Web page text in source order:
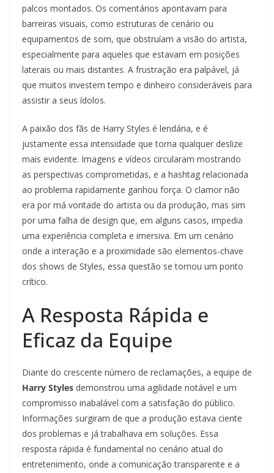
palcos montados. Os comentários apontavam para
barreiras visuais, como estruturas de cenário ou
equipamentos de som, que obstruíam a visão do artista,
especialmente para aqueles que estavam em posições
laterais ou mais distantes. A frustração era palpável, já
que muitos investem tempo e dinheiro consideráveis para
assistir a seus ídolos.
A paixão dos fãs de Harry Styles é lendária, e é
justamente essa intensidade que torna qualquer deslize
mais evidente. Imagens e vídeos circularam mostrando
as perspectivas comprometidas, e a hashtag relacionada
ao problema rapidamente ganhou força. O clamor não
era por má vontade do artista ou da produção, mas sim
por uma falha de design que, em alguns casos, impedia
uma experiência completa e imersiva. Em um cenário
onde a interação e a proximidade são elementos-chave
dos shows de Styles, essa questão se tornou um ponto
crítico.
A Resposta Rápida e
Eficaz da Equipe
Diante do crescente número de reclamações, a equipe de
Harry Styles demonstrou uma agilidade notável e um
compromisso inabalável com a satisfação do público.
Informações surgiram de que a produção estava ciente
dos problemas e já trabalhava em soluções. Essa
resposta rápida é fundamental no cenário atual do
entretenimento, onde a comunicação transparente e a